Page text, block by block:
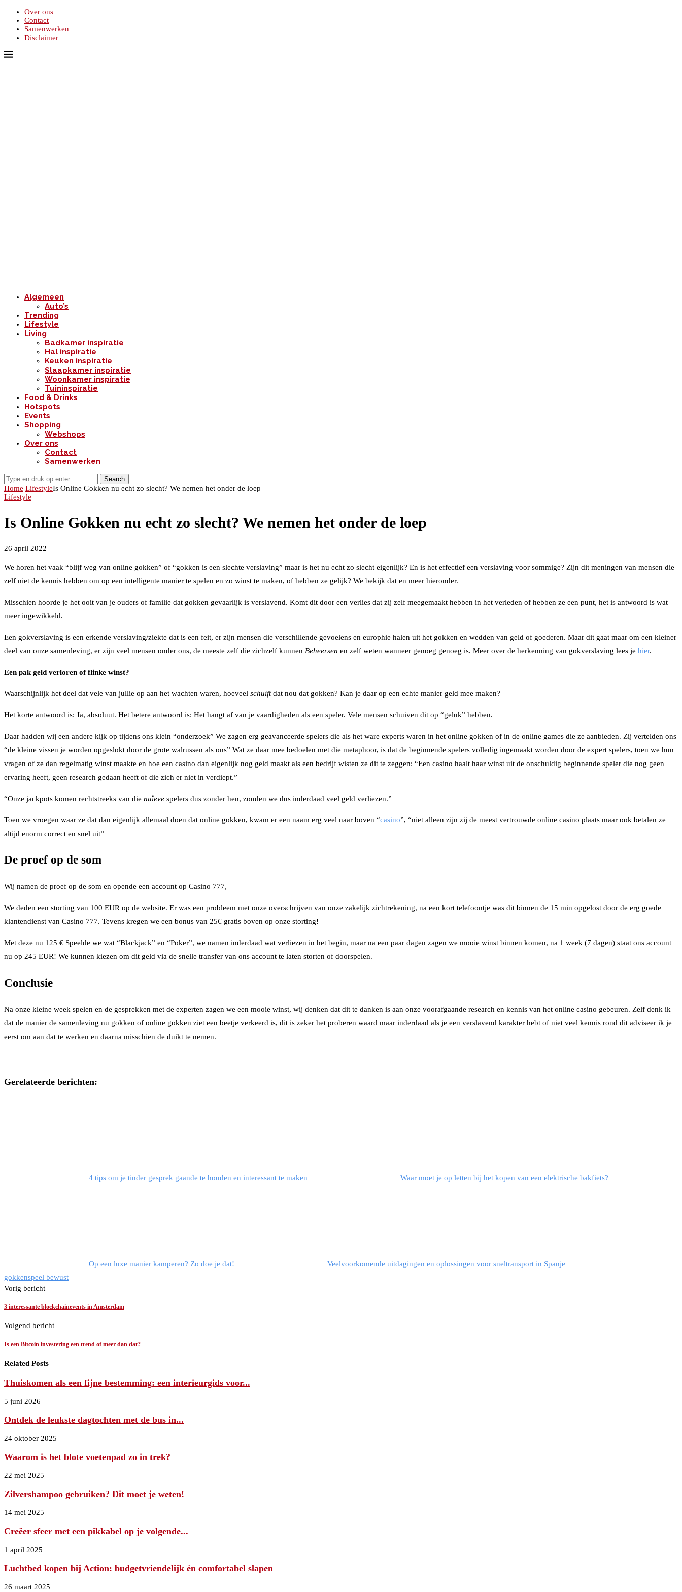
Over ons
Contact
Samenwerken
Disclaimer
Algemeen
Auto’s
Trending
Lifestyle
Living
Badkamer inspiratie
Hal inspiratie
Keuken inspiratie
Slaapkamer inspiratie
Woonkamer inspiratie
Tuininspiratie
Food & Drinks
Hotspots
Events
Shopping
Webshops
Over ons
Contact
Samenwerken
Search
Home LifestyleIs Online Gokken nu echt zo slecht? We nemen het onder de loep
Lifestyle
Is Online Gokken nu echt zo slecht? We nemen het onder de loep
26 april 2022
We horen het vaak “blijf weg van online gokken” of “gokken is een slechte verslaving” maar is het nu echt zo slecht eigenlijk? En is het effectief een verslaving voor sommige? Zijn dit meningen van mensen die
zelf niet de kennis hebben om op een intelligente manier te spelen en zo winst te maken, of hebben ze gelijk? We bekijk dat en meer hieronder.
Misschien hoorde je het ooit van je ouders of familie dat gokken gevaarlijk is verslavend. Komt dit door een verlies dat zij zelf meegemaakt hebben in het verleden of hebben ze een punt, het is antwoord is wat
meer ingewikkeld.
Een gokverslaving is een erkende verslaving/ziekte dat is een feit, er zijn mensen die verschillende gevoelens en europhie halen uit het gokken en wedden van geld of goederen. Maar dit gaat maar om een kleiner
deel van onze samenleving, er zijn veel mensen onder ons, de meeste zelf die zichzelf kunnen Beheersen en zelf weten wanneer genoeg genoeg is. Meer over de herkenning van gokverslaving lees je hier.
Een pak geld verloren of flinke winst?
Waarschijnlijk het deel dat vele van jullie op aan het wachten waren, hoeveel schuiftdat nou dat gokken? Kan je daar op een echte manier geld mee maken?
Het korte antwoord is: Ja, absoluut. Het betere antwoord is: Het hangt af van je vaardigheden als een speler. Vele mensen schuiven dit op “geluk” hebben.
Daar hadden wij een andere kijk op tijdens ons klein “onderzoek” We zagen erg geavanceerde spelers die als het ware experts waren in het online gokken of in de online games die ze aanbieden. Zij vertelden ons
“de kleine vissen je worden opgeslokt door de grote walrussen als ons” Wat ze daar mee bedoelen met die metaphoor, is dat de beginnende spelers volledig ingemaakt worden door de expert spelers, toen we hun
vragen of ze dan regelmatig winst maakte en hoe een casino dan eigenlijk nog geld maakt als een bedrijf wisten ze dit te zeggen: “Een casino haalt haar winst uit de onschuldig beginnende speler die nog geen
ervaring heeft, geen research gedaan heeft of die zich er niet in verdiept.”
“Onze jackpots komen rechtstreeks van die naïeve spelers dus zonder hen, zouden we dus inderdaad veel geld verliezen.”
Toen we vroegen waar ze dat dan eigenlijk allemaal doen dat online gokken, kwam er een naam erg veel naar boven “casino”, “niet alleen zijn zij de meest vertrouwde online casino plaats maar ook betalen ze
altijd enorm correct en snel uit”
De proef op de som
Wij namen de proef op de som en opende een account op Casino 777,
We deden een storting van 100 EUR op de website. Er was een probleem met onze overschrijven van onze zakelijk zichtrekening, na een kort telefoontje was dit binnen de 15 min opgelost door de erg goede
klantendienst van Casino 777. Tevens kregen we een bonus van 25€ gratis boven op onze storting!
Met deze nu 125 € Speelde we wat “Blackjack” en “Poker”, we namen inderdaad wat verliezen in het begin, maar na een paar dagen zagen we mooie winst binnen komen, na 1 week (7 dagen) staat ons account
nu op 245 EUR! We kunnen kiezen om dit geld via de snelle transfer van ons account te laten storten of doorspelen.
Conclusie
Na onze kleine week spelen en de gesprekken met de experten zagen we een mooie winst, wij denken dat dit te danken is aan onze voorafgaande research en kennis van het online casino gebeuren. Zelf denk ik
dat de manier de samenleving nu gokken of online gokken ziet een beetje verkeerd is, dit is zeker het proberen waard maar inderdaad als je een verslavend karakter hebt of niet veel kennis rond dit adviseer ik je
eerst om aan dat te werken en daarna misschien de duikt te nemen.
Gerelateerde berichten:
4 tips om je tinder gesprek gaande te houden en interessant te maken Waar moet je op letten bij het kopen van een elektrische bakfiets?
Op een luxe manier kamperen? Zo doe je dat!
Veelvoorkomende uitdagingen en oplossingen voor sneltransport in Spanje
gokkenspeel bewust
Vorig bericht
3 interessante blockchainevents in Amsterdam
Volgend bericht
Is een Bitcoin investering een trend of meer dan dat?
Related Posts
Thuiskomen als een fijne bestemming: een interieurgids voor...
5 juni 2026
Ontdek de leukste dagtochten met de bus in...
24 oktober 2025
Waarom is het blote voetenpad zo in trek?
22 mei 2025
Zilvershampoo gebruiken? Dit moet je weten!
14 mei 2025
Creëer sfeer met een pikkabel op je volgende...
1 april 2025
Luchtbed kopen bij Action: budgetvriendelijk én comfortabel slapen
26 maart 2025